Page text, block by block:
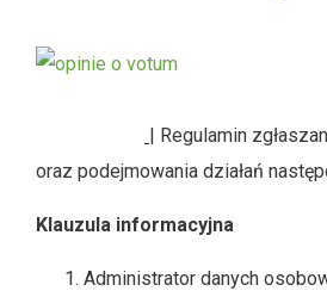
| Regulamin
oraz podejmowania działań
Klauzula informacyjna
Administrator danych